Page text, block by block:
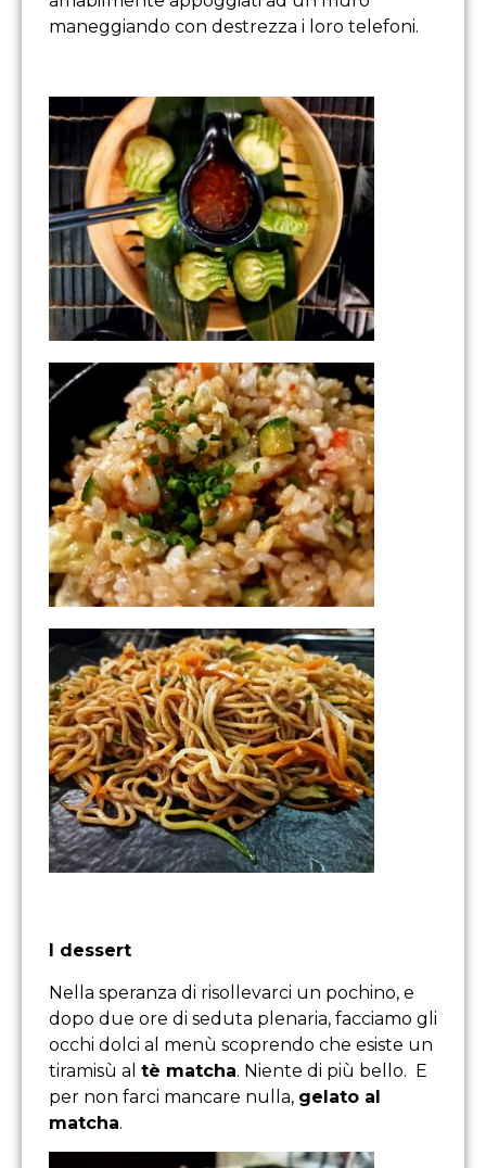
maneggiando con destrezza i loro telefoni.
I dessert
Nella speranza di risollevarci un pochino, e
dopo due ore di seduta plenaria, facciamo gli
occhi dolci al menù scoprendo che esiste un
tiramisù al tè matcha. Niente di più bello. E
per non farci mancare nulla, gelato al
matcha.